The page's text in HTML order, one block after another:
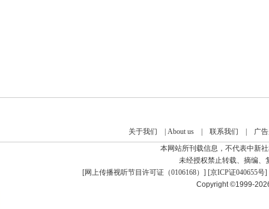
关于我们 About us| 联系我们
广
本网站所刊载信息，不代表中新
未经授权禁止转载、摘编、
[网上传播视听节目许可证（0106168） ] [京ICP证040655号]
Copyright ©1999-